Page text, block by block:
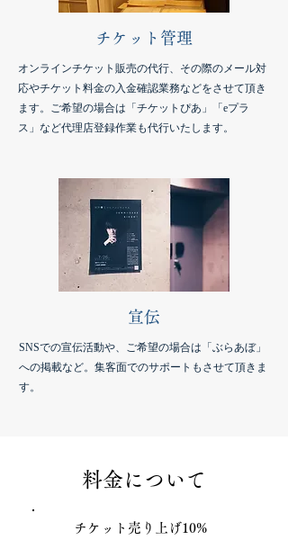
チケット管理
オンラインチケット販売の代行、その際のメール対
応やチケット料金の入金確認業務などをさせて頂き
ます。ご希望の場合は「チケットぴあ」「eプラ
ス」など代理店登録作業も代行いたします。
宣伝
SNSでの宣伝活動や、ご希望の場合は「ぶらあぼ」
への掲載など。集客面でのサポートもさせて頂きま
す。
料金について
チケット売り上げ10%